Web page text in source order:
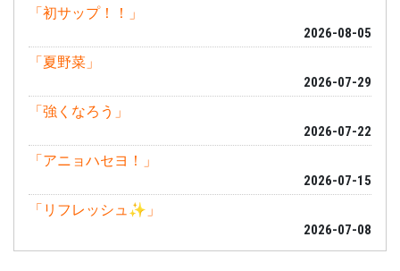
「初サップ！！」
2026-08-05
「夏野菜」
2026-07-29
「強くなろう」
2026-07-22
「アニョハセヨ！」
2026-07-15
「リフレッシュ✨」
2026-07-08